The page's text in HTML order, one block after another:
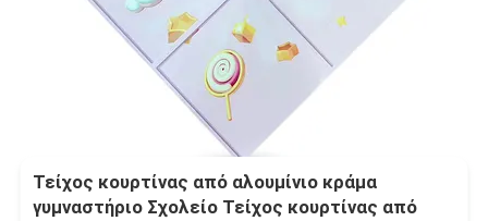
Τείχος κουρτίνας από αλουμίνιο κράμα
γυμναστήριο Σχολείο Τείχος κουρτίνας από